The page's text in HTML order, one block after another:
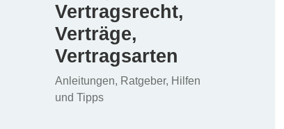
Vertragsrecht,
Verträge,
Vertragsarten
Anleitungen, Ratgeber, Hilfen
und Tipps